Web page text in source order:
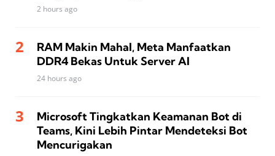
2 hours ago
RAM Makin Mahal, Meta Manfaatkan
DDR4 Bekas Untuk Server AI
24 hours ago
Microsoft Tingkatkan Keamanan Bot di
Teams, Kini Lebih Pintar Mendeteksi Bot
Mencurigakan